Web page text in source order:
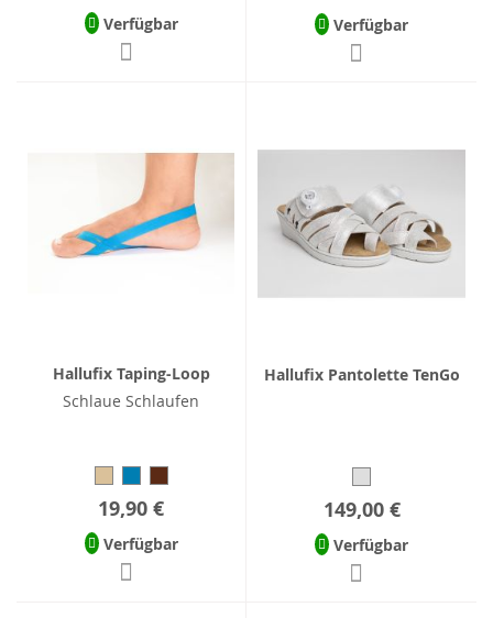
Verfügbar Verfügbar
Hallufix Taping-Loop
Schlaue Schlaufen
19,90 €
Verfügbar
Hallufix Pantolette TenGo
149,00 €
Verfügbar